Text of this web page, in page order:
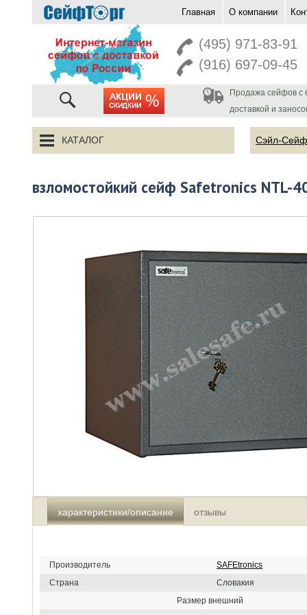
Главная О компании
(495) 971-83-91
(916) 697-09-45
акции
Продажа сейфов с
доставкой и
КАТАЛОГ Сэйл-
взломостойкий сейф Safetronics NTL-
характеристики/описание отзывы
Производитель
SAFEtronics
Страна
Словакия
Размер внешний